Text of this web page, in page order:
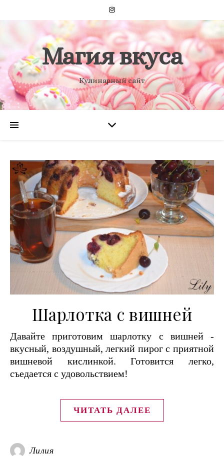
Магия вкуса
Кулинарный сайт
Шарлотка с вишней
Давайте приготовим шарлотку с вишней -
вкусный, воздушный, легкий пирог с приятной
вишневой кислинкой. Готовится легко,
съедается с удовольствием!
ЧИТАТЬ ДАЛЕЕ
Лилия